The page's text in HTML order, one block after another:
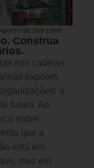
DE 2026 17H00
Construa
nas cadeias
expõem
a
futuro. Ao
sobre
que a
está em
mas em